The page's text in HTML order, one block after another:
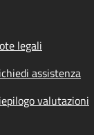
legali
assistenza
valutazioni